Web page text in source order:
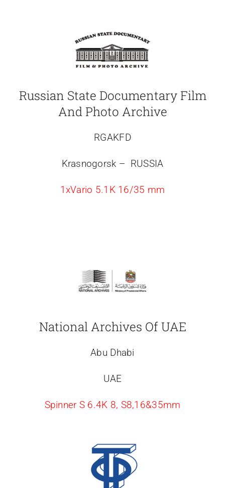
Russian State Documentary Film
And Photo Archive
RGAKFD
Krasnogorsk – RUSSIA
1xVario 5.1K 16/35 mm
National Archives Of UAE
Abu Dhabi
UAE
Spinner S 6.4K 8, S8,16&35mm